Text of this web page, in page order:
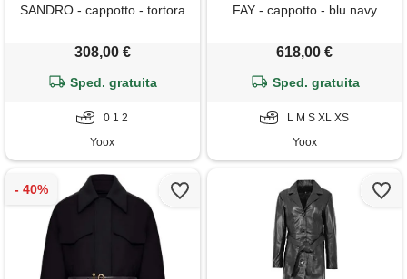
SANDRO - cappotto - tortora
308,00 €
Sped. gratuita
0 1 2
Yoox
FAY - cappotto - blu navy
618,00 €
Sped. gratuita
L M S XL XS
Yoox